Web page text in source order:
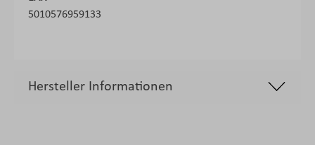
5010576959133
Hersteller Informationen